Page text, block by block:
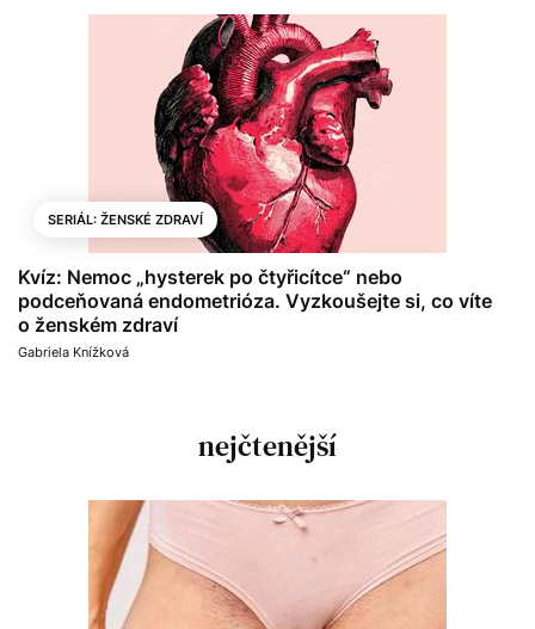
SERIÁL: ŽENSKÉ ZDRAVÍ
Kvíz: Nemoc „hysterek po čtyřicítce“ nebo
podceňovaná endometrióza. Vyzkoušejte si, co víte
o ženském zdraví
Gabriela Knížková
nejčtenější